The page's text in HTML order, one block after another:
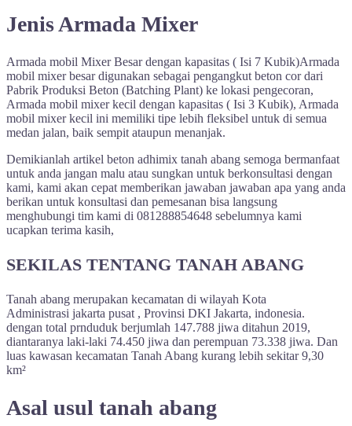
Jenis Armada Mixer
Armada mobil Mixer Besar dengan kapasitas ( Isi 7 Kubik)Armada
mobil mixer besar digunakan sebagai pengangkut beton cor dari
Pabrik Produksi Beton (Batching Plant) ke lokasi pengecoran,
Armada mobil mixer kecil dengan kapasitas ( Isi 3 Kubik), Armada
mobil mixer kecil ini memiliki tipe lebih fleksibel untuk di semua
medan jalan, baik sempit ataupun menanjak.
Demikianlah artikel beton adhimix tanah abang semoga bermanfaat
untuk anda jangan malu atau sungkan untuk berkonsultasi dengan
kami, kami akan cepat memberikan jawaban jawaban apa yang anda
berikan untuk konsultasi dan pemesanan bisa langsung
menghubungi tim kami di 081288854648 sebelumnya kami
ucapkan terima kasih,
SEKILAS TENTANG TANAH ABANG
Tanah abang merupakan kecamatan di wilayah Kota
Administrasi jakarta pusat , Provinsi DKI Jakarta, indonesia.
dengan total prnduduk berjumlah 147.788 jiwa ditahun 2019,
diantaranya laki-laki 74.450 jiwa dan perempuan 73.338 jiwa. Dan
luas kawasan kecamatan Tanah Abang kurang lebih sekitar 9,30
km²
Asal usul tanah abang